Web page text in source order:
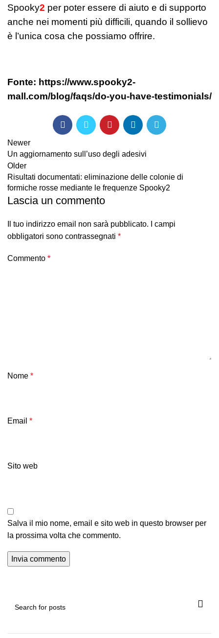
Spooky2 per poter essere di aiuto e di supporto
anche nei momenti più difficili, quando il sollievo
è l’unica cosa che possiamo offrire.
Fonte: https://www.spooky2-
mall.com/blog/faqs/do-you-have-testimonials/
Newer
Un aggiornamento sull’uso degli adesivi
Older
Risultati documentati: eliminazione delle colonie di
formiche rosse mediante le frequenze Spooky2
Lascia un commento
Il tuo indirizzo email non sarà pubblicato.
I campi
obbligatori sono contrassegnati *
Commento *
Nome *
Email *
Sito web
Salva il mio nome, email e sito web in questo browser per
la prossima volta che commento.